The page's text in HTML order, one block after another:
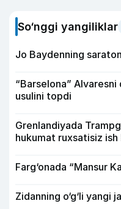
So‘nggi yangiliklar
Jo Baydenning
“Barselona”
usulini topdi
Grenlandiyada
hukumat ruxsatisiz ish
Farg‘onada “Mansur
Zidanning o‘g‘li yangi